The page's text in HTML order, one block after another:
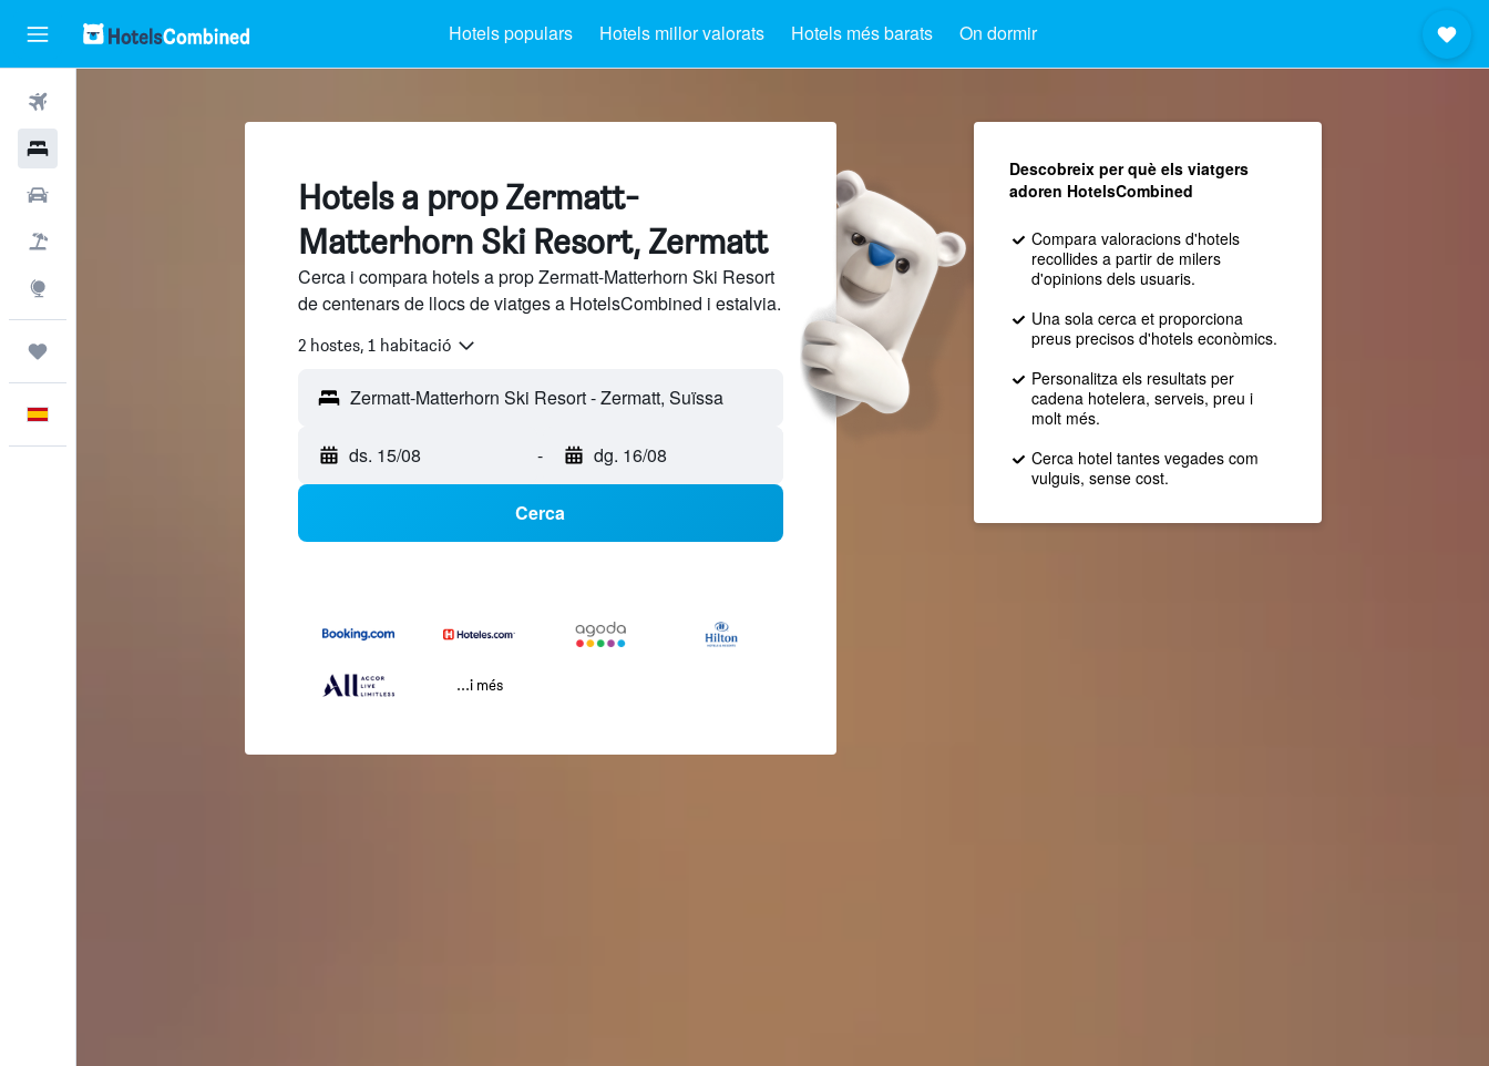
Hotels populars Hotels millor valorats Hotels més barats On dormir
Hotels a prop Zermatt-
Matterhorn Ski Resort, Zermatt
Cerca i compara hotels a prop Zermatt-Matterhorn Ski Resort
de centenars de llocs de viatges a HotelsCombined i estalvia.
2 hostes, 1 habitació
ds. 15/08 - dg. 16/08
Cerca
...i més
Descobreix per què els viatgers
adoren HotelsCombined
Compara valoracions d'hotels
recollides a partir de milers
d'opinions dels usuaris.
Una sola cerca et proporciona
preus precisos d'hotels econòmics.
Personalitza els resultats per
cadena hotelera, serveis, preu i
molt més.
Cerca hotel tantes vegades com
vulguis, sense cost.